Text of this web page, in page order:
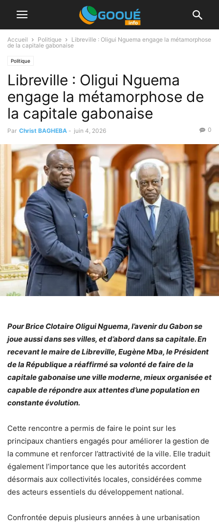
Accueil Politique
Libreville : Oligui Nguema engage la métamorphose
de la capitale gabonaise
Politique
Libreville : Oligui Nguema
engage la métamorphose de
la capitale gabonaise
Par Christ BAGHEBA - juin 4, 2026 0
Pour Brice Clotaire Oligui Nguema, l’avenir du Gabon se
joue aussi dans ses villes, et d’abord dans sa capitale. En
recevant le maire de Libreville, Eugène Mba, le Président
de la République a réaffirmé sa volonté de faire de la
capitale gabonaise une ville moderne, mieux organisée et
capable de répondre aux attentes d’une population en
constante évolution.
Cette rencontre a permis de faire le point sur les
principaux chantiers engagés pour améliorer la gestion de
la commune et renforcer l’attractivité de la ville. Elle traduit
également l’importance que les autorités accordent
désormais aux collectivités locales, considérées comme
des acteurs essentiels du développement national.
Confrontée depuis plusieurs années à une urbanisation